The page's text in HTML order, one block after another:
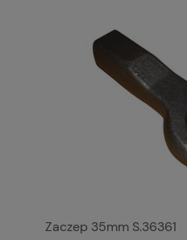
Zaczep 35mm S.36361